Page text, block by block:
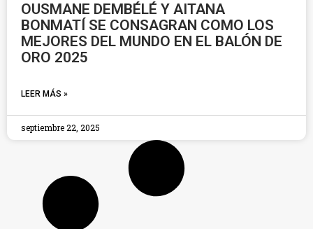
OUSMANE DEMBÉLÉ Y AITANA
BONMATÍ SE CONSAGRAN COMO LOS
MEJORES DEL MUNDO EN EL BALÓN DE
ORO 2025
LEER MÁS »
septiembre 22, 2025